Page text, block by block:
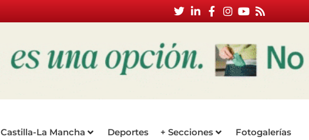
Castilla-La Mancha Deportes + Secciones Fotogalerías